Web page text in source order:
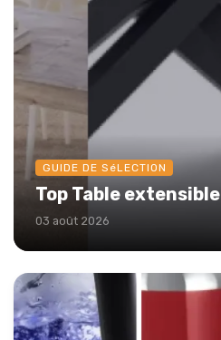
GUIDE DE SéLECTION
Top Table extensible
03 août 2026